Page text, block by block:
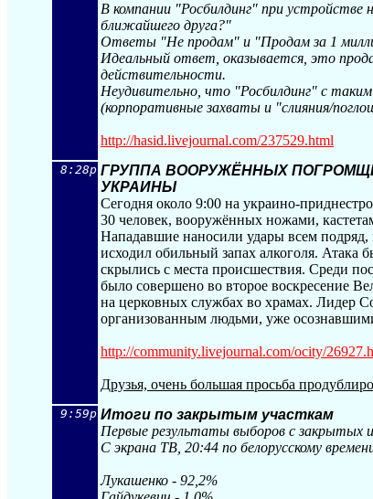
В компании "Росбилдинг" при
ближайшего друга?"
Ответы "Не продам" и "Продам за 1
Идеальный ответ, оказывается, это
действительности.
Неудивительно, что "Росбилдинг" с
(корпоративные захваты и "слияния/
http://hasid.livejournal.com/237529.html
8:28p ГРУППА ВООРУЖЁННЫХ
УКРАИНЫ
Сегодня около 9:00 на украино-
30 человек, вооружённых ножами,
Нападавшие наносили удары всем
исходил обильный запах алкоголя. Атака
скрылись с места происшествия. Среди
было совершено во второе воскресение
на церковных службах во храмах. Лидер
организованным людьми, уже
http://community.livejournal.com/ocity/
Друзья, очень большая просьба
9:59p Итоги по закрытым участкам
Первые результаты выборов с закрытых
С экрана ТВ, 20:44 по белорусскому
Лукашенко - 92,2%